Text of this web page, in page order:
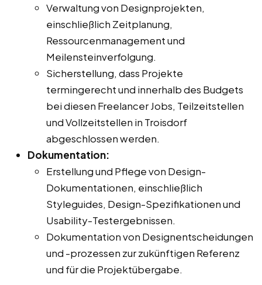
Verwaltung von Designprojekten,
einschließlich Zeitplanung,
Ressourcenmanagement und
Meilensteinverfolgung.
Sicherstellung, dass Projekte
termingerecht und innerhalb des Budgets
bei diesen Freelancer Jobs, Teilzeitstellen
und Vollzeitstellen in Troisdorf
abgeschlossen werden.
Dokumentation:
Erstellung und Pflege von Design-
Dokumentationen, einschließlich
Styleguides, Design-Spezifikationen und
Usability-Testergebnissen.
Dokumentation von Designentscheidungen
und -prozessen zur zukünftigen Referenz
und für die Projektübergabe.